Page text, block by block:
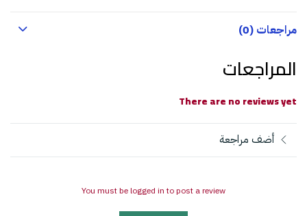
مراجعات (0)
المراجعات
There are no reviews yet
أضف مراجعة
You must be logged in to post a review